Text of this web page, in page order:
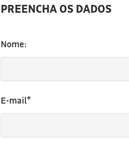
PREENCHA OS DADOS
Nome:
E-mail*